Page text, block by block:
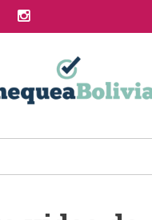
whatsapp